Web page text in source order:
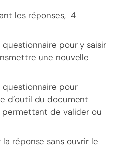
les réponses, 4
questionnaire pour y saisir
une nouvelle
questionnaire pour
d’outil du document
de valider ou
réponse sans ouvrir le